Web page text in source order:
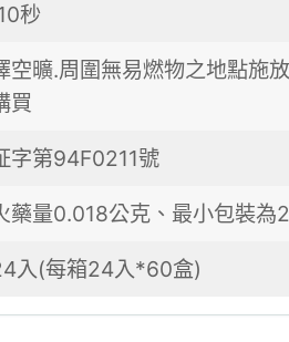
秒
空曠.周圍無易燃物之地點施
買
字第94F0211號
藥量0.018公克、最小包裝為
入(每箱24入*60盒)